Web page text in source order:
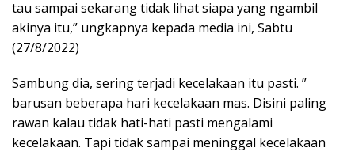
tau sampai sekarang tidak lihat siapa yang ngambil
akinya itu,” ungkapnya kepada media ini, Sabtu
(27/8/2022)
Sambung dia, sering terjadi kecelakaan itu pasti. ”
barusan beberapa hari kecelakaan mas. Disini paling
rawan kalau tidak hati-hati pasti mengalami
kecelakaan. Tapi tidak sampai meninggal kecelakaan